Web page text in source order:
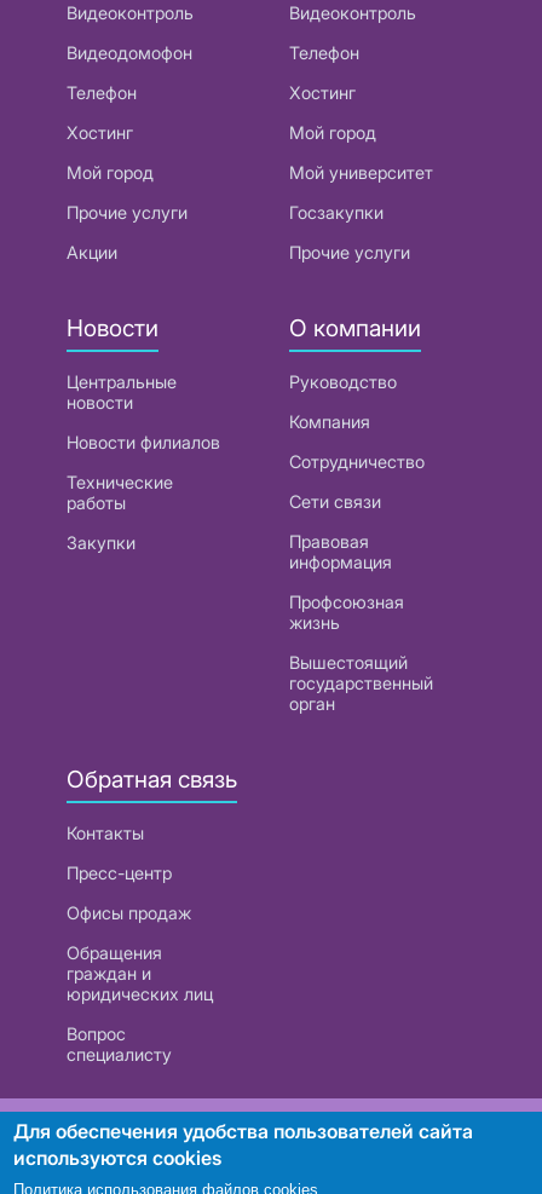
Видеоконтроль
Видеодомофон
Телефон
Хостинг
Мой город
Прочие услуги
Акции
Видеоконтроль
Телефон
Хостинг
Мой город
Мой университет
Госзакупки
Прочие услуги
Новости
Центральные
новости
Новости филиалов
Технические
работы
Закупки
О компании
Руководство
Компания
Сотрудничество
Сети связи
Правовая
информация
Профсоюзная
жизнь
Вышестоящий
государственный
орган
Обратная связь
Контакты
Пресс-центр
Офисы продаж
Обращения
граждан и
юридических лиц
Вопрос
специалисту
РУП «Белтелеком». УНП 101007741
Для обеспечения удобства пользователей сайта
используются cookies
Политика использования файлов cookies